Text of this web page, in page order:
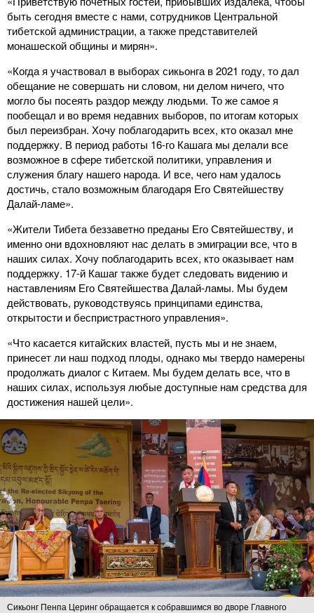
быть сегодня вместе с нами, сотрудников Центральной
тибетской администрации, а также представителей
монашеской общины и мирян».
«Когда я участвовал в выборах сикьонга в 2021 году, то дал
обещание не совершать ни словом, ни делом ничего, что
могло бы посеять раздор между людьми. То же самое я
пообещал и во время недавних выборов, по итогам которых
был переизбран. Хочу поблагодарить всех, кто оказал мне
поддержку. В период работы 16-го Кашага мы делали все
возможное в сфере тибетской политики, управления и
служения благу нашего народа. И все, чего нам удалось
достичь, стало возможным благодаря Его Святейшеству
Далай-ламе».
«Жители Тибета беззаветно преданы Его Святейшеству, и
именно они вдохновляют нас делать в эмиграции все, что в
наших силах. Хочу поблагодарить всех, кто оказывает нам
поддержку. 17-й Кашаг также будет следовать видению и
наставлениям Его Святейшества Далай-ламы. Мы будем
действовать, руководствуясь принципами единства,
открытости и беспристрастного управления».
«Что касается китайских властей, пусть мы и не знаем,
принесет ли наш подход плоды, однако мы твердо намерены
продолжать диалог с Китаем. Мы будем делать все, что в
наших силах, используя любые доступные нам средства для
достижения нашей цели».
Сикьонг Пенпа Церинг обращается к собравшимся во дворе Главного